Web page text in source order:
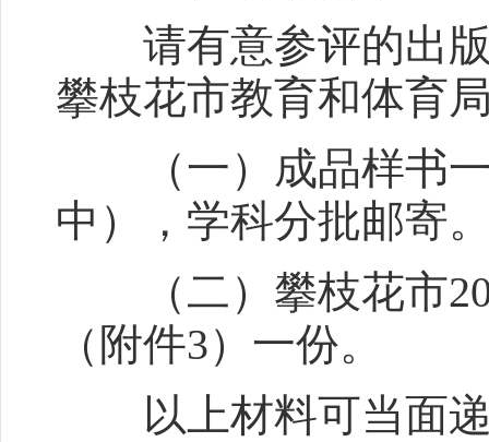
请有意参评的出版
攀枝花市教育和体育
（一）成品样书一
中），学科分批邮寄
（二）攀枝花市
（附件3）一份。
以上材料可当面递